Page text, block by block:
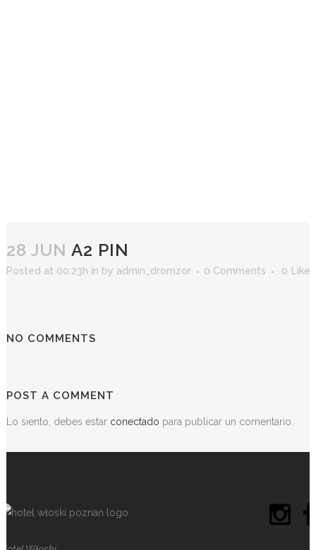
28 JUN A2 PIN
Posted at 00:23h in by admin_dromzor 0 Comments 0 Likes
NO COMMENTS
POST A COMMENT
Lo siento, debes estar conectado para publicar un comentario.